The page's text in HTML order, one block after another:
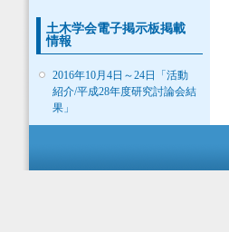
土木学会電子掲示板掲載
情報
2016年10月4日～24日「活動
紹介/平成28年度研究討論会結
果」